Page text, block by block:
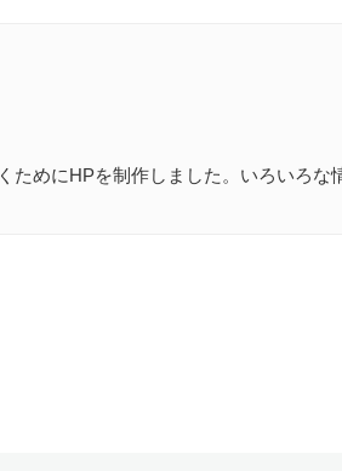
ためにHPを制作しました。いろいろ